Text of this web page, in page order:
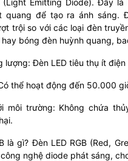
Emitting Diode). Đây là
quang để tạo ra ánh sáng.
trội so với các loại đèn
bóng đèn huỳnh quang,
lượng: Đèn LED tiêu thụ ít điện
thể hoạt động đến 50.000
môi trường: Không chứa
là gì? Đèn LED RGB (Red,
nghệ diode phát sáng,